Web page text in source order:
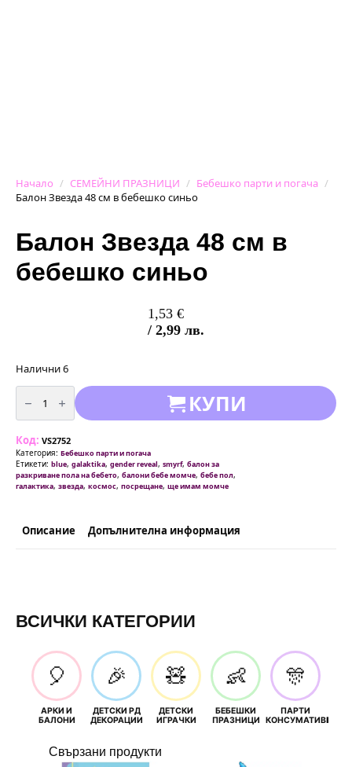
Начало СЕМЕЙНИ ПРАЗНИЦИ
Бебешко парти и погача
Балон Звезда 48 см в бебешко синьо
Балон Звезда 48 см в
бебешко синьо
1,53 €
/ 2,99 лв.
Налични 6
количество
за
Балон
Звезда
см
в
бебешко
синьо
КУПИ
Код: VS2752
Категория: Бебешко парти и погача
Етикети: blue, galaktika, gender reveal, smyrf, балон за
разкриване пола на бебето, балони бебе момче, бебе пол,
галактика, звезда, космос, посрещане, ще имам момче
Описание Допълнителна информация
ВСИЧКИ КАТЕГОРИИ
🎈
АРКИ И
БАЛОНИ
🎉
ДЕТСКИ РД
ДЕКОРАЦИИ
🧸
ДЕТСКИ
ИГРАЧКИ
👶
БЕБЕШКИ
ПРАЗНИЦИ
🎊
ПАРТИ
КОНСУМАТИВИ
Свързани продукти